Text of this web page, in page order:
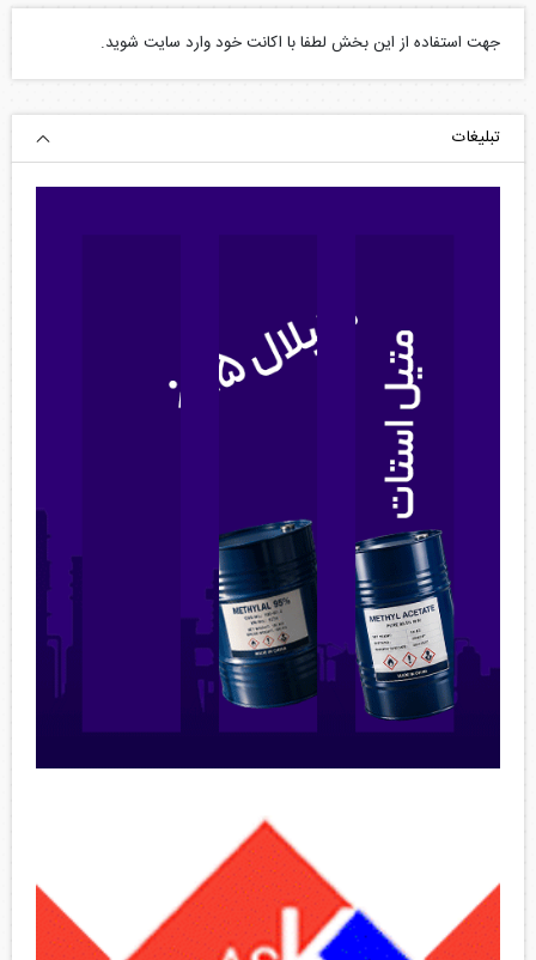
جهت استفاده از این بخش لطفا با اکانت خود وارد سایت شوید.